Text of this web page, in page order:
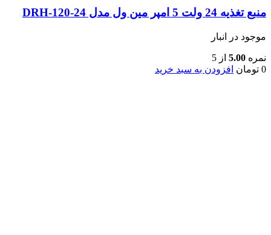
منبع تغذیه 24 ولت 5 امپر مین ول مدل DRH-120-24
موجود در انبار
نمره 5.00 از 5
0 تومان افزودن به سبد خرید